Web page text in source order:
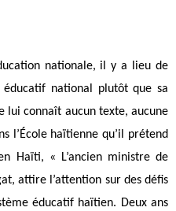
nationale, il y a lieu de
national plutôt que sa
lui connaît aucun texte, aucune
l’École haïtienne qu’il prétend
Haïti, « L’ancien ministre de
attire l’attention sur des défis
éducatif haïtien. Deux ans